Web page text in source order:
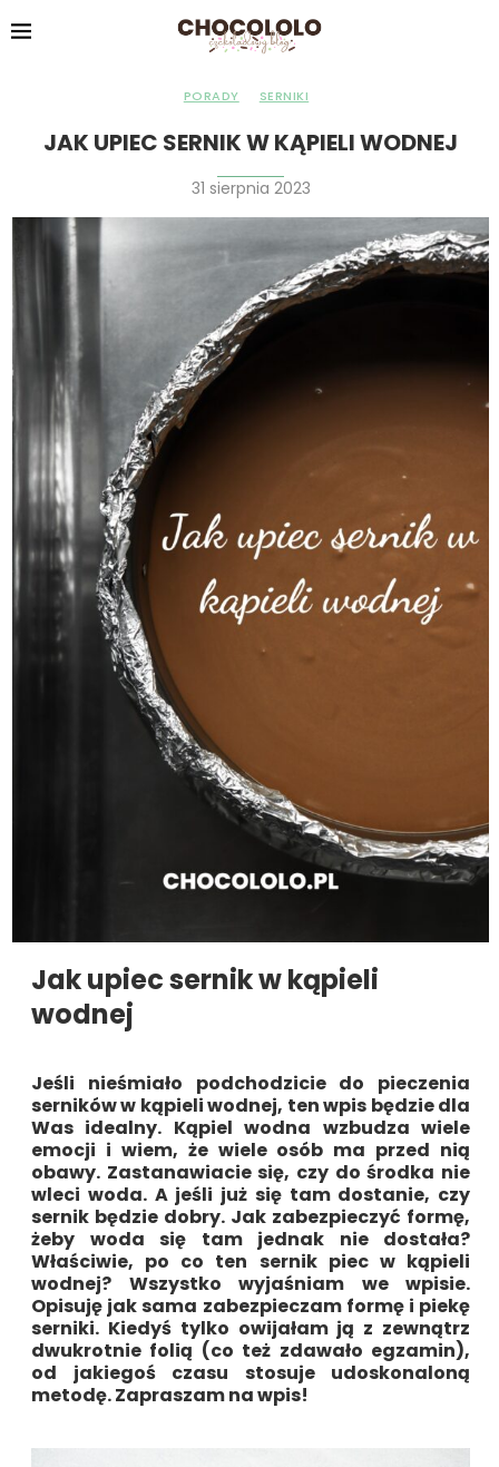
PORADY SERNIKI
JAK UPIEC SERNIK W KĄPIELI WODNEJ
31 sierpnia 2023
Jak upiec sernik w kąpieli
wodnej
Jeśli nieśmiało podchodzicie do pieczenia
serników w kąpieli wodnej, ten wpis będzie dla
Was idealny. Kąpiel wodna wzbudza wiele
emocji i wiem, że wiele osób ma przed nią
obawy. Zastanawiacie się, czy do środka nie
wleci woda. A jeśli już się tam dostanie, czy
sernik będzie dobry. Jak zabezpieczyć formę,
żeby woda się tam jednak nie dostała?
Właściwie, po co ten sernik piec w kąpieli
wodnej? Wszystko wyjaśniam we wpisie.
Opisuję jak sama zabezpieczam formę i piekę
serniki. Kiedyś tylko owijałam ją z zewnątrz
dwukrotnie folią (co też zdawało egzamin),
od jakiegoś czasu stosuje udoskonaloną
metodę. Zapraszam na wpis!